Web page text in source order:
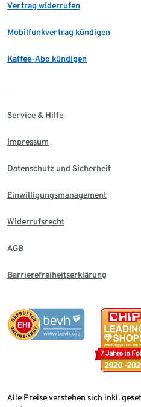
Vertrag widerrufen
Mobilfunkvertrag kündigen
Kaffee-Abo kündigen
Service & Hilfe
Impressum
Datenschutz und Sicherheit
Einwilligungsmanagement
Widerrufsrecht
AGB
Barrierefreiheitserklärung
Alle Preise verstehen sich inkl.